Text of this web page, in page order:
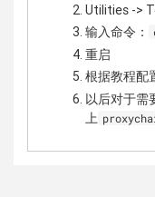
Utilities ->
输入命令：
重启
根据教程配
以后对于需
上